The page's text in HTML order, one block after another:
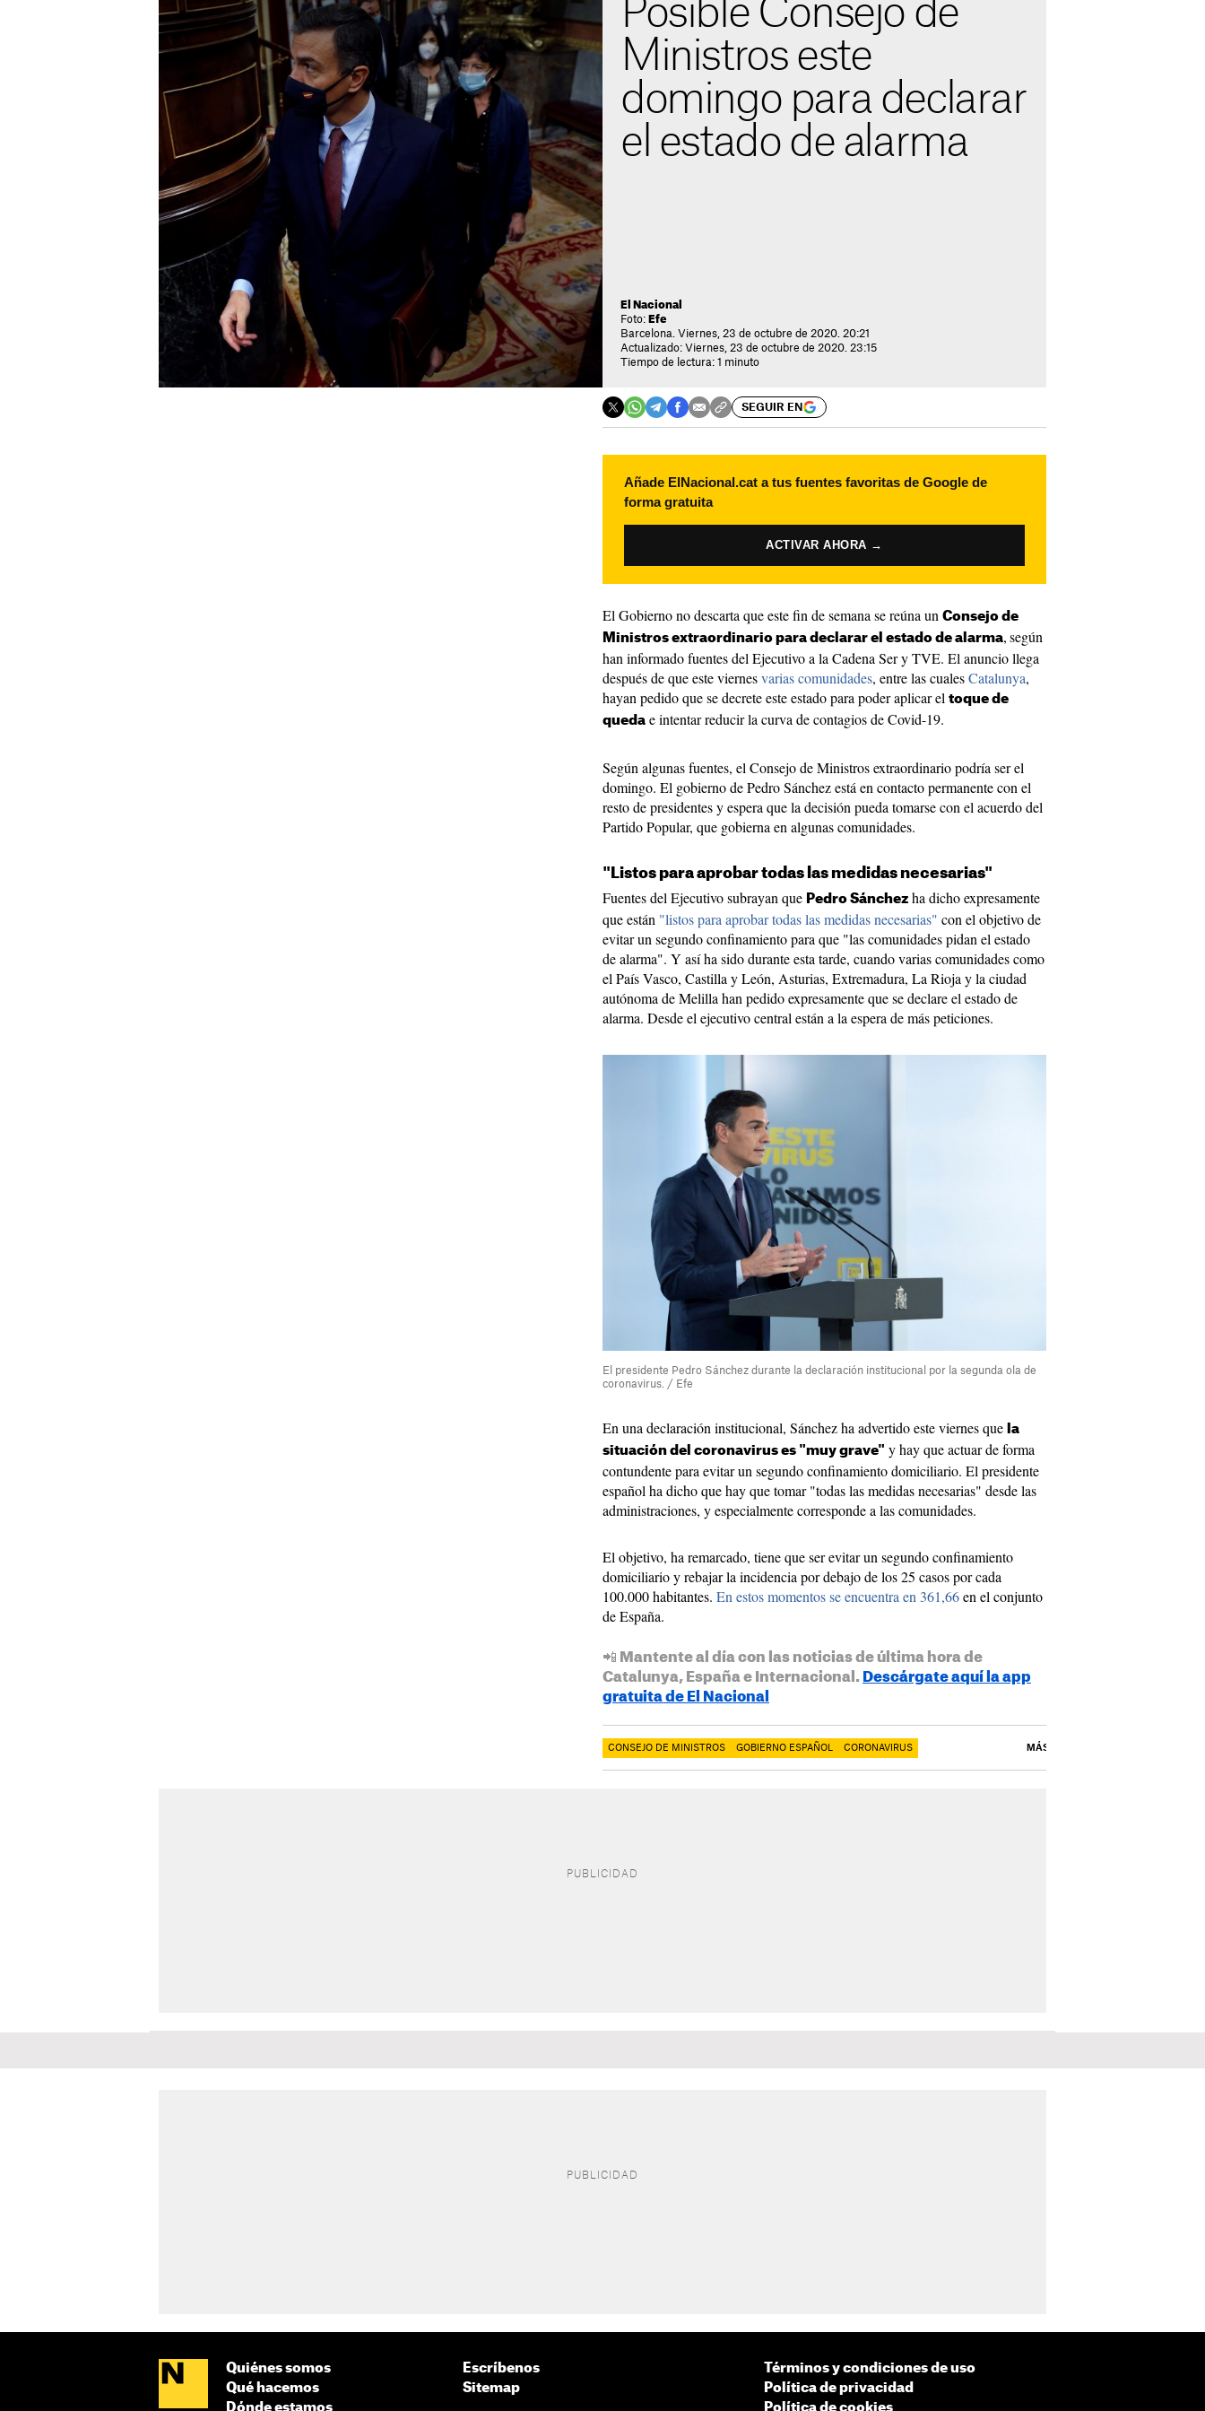
Posible Consejo de
Ministros este
domingo para declarar
el estado de alarma
El Nacional
Foto: Efe
Barcelona. Viernes, 23 de octubre de 2020. 20:21
Actualizado: Viernes, 23 de octubre de 2020. 23:15
Tiempo de lectura: 1 minuto
SEGUIR EN
Añade ElNacional.cat a tus fuentes favoritas de Google de
forma gratuita
ACTIVAR AHORA →
El Gobierno no descarta que este fin de semana se reúna un Consejo de
Ministros extraordinario para declarar el estado de alarma,según
han informado fuentes del Ejecutivo a la Cadena Ser y TVE. El anuncio llega
después de que este viernesvarias comunidades, entre las cualesCatalunya,
hayan pedido que se decrete este estado para poder aplicar el toque de
queda e intentar reducir la curva de contagios de Covid-19.
Según algunas fuentes, el Consejo de Ministros extraordinario podría ser el
domingo. El gobierno de Pedro Sánchez está en contacto permanente con el
resto de presidentes y espera que la decisión pueda tomarse con el acuerdo del
Partido Popular, que gobierna en algunas comunidades.
"Listos para aprobar todas las medidas necesarias"
Fuentes del Ejecutivo subrayan que Pedro Sánchez ha dicho expresamente
que están "listos para aprobar todas las medidas necesarias" con el objetivo de
evitar un segundo confinamiento para que "las comunidades pidan el estado
de alarma". Y así ha sido durante esta tarde, cuando varias comunidades como
el País Vasco, Castilla y León, Asturias, Extremadura, La Rioja y la ciudad
autónoma de Melilla han pedido expresamente que se declare el estado de
alarma. Desde el ejecutivo central están a la espera de más peticiones.
El presidente Pedro Sánchez durante la declaración institucional por la segunda ola de
coronavirus. / Efe
En una declaración institucional, Sánchez ha advertido este viernes que la
situación del coronavirus es "muy grave" y hay que actuar de forma
contundente para evitar un segundo confinamiento domiciliario. El presidente
español ha dicho que hay que tomar "todas las medidas necesarias" desde las
administraciones, y especialmente corresponde a las comunidades.
El objetivo, ha remarcado, tiene que ser evitar un segundo confinamiento
domiciliario y rebajar la incidencia por debajo de los 25 casos por cada
100.000 habitantes. En estos momentos se encuentra en 361,66en el conjunto
de España.
📲 Mantente al día con las noticias de última hora de
Catalunya, España e Internacional. Descárgate aquí la app
gratuita de El Nacional
CONSEJO DE MINISTROS GOBIERNO ESPAÑOL CORONAVIRUS MÁS
Quiénes somos
Qué hacemos
Dónde estamos
Escríbenos
Sitemap
Términos y condiciones de uso
Política de privacidad
Política de cookies